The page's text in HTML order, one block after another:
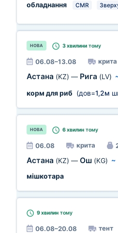
обладнання
CMR
НОВА 3 хвилини тому
06.08–13.08 крита
Астана (KZ) — Рига (LV)
корм для риб (дов=1,2м
НОВА 6 хвилин тому
06.08 крита
Астана (KZ) — Ош (KG) ~
мішкотара
9 хвилин тому
06.08–20.08 тент